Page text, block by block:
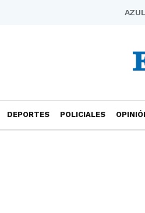
AZUL
DEPORTES POLICIALES